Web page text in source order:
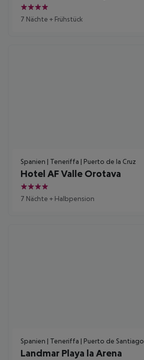
4
7 Nächte + Frühstück
Spanien | Teneriffa | Puerto de la Cruz
Hotel AF Valle Orotava
4
7 Nächte + Halbpension
Spanien | Teneriffa | Puerto de Santiago
Landmar Playa la Arena